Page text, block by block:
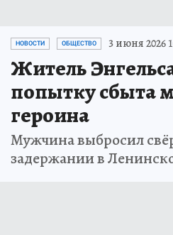
НОВОСТИ ОБЩЕСТВО 3 июня 2026
Житель
попытку сбыта
героина
Мужчина выбросил
задержании в